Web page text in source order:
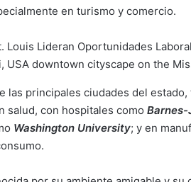
en turismo y comercio.
USA downtown cityscape on the
las principales ciudades del
salud, con hospitales como
Washington University; y en